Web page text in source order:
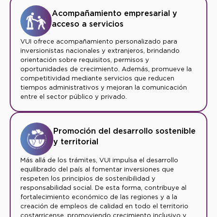
Acompañamiento empresarial y
acceso a servicios
VUI ofrece acompañamiento personalizado para
inversionistas nacionales y extranjeros, brindando
orientación sobre requisitos, permisos y
oportunidades de crecimiento. Además, promueve la
competitividad mediante servicios que reducen
tiempos administrativos y mejoran la comunicación
entre el sector público y privado.
Promoción del desarrollo sostenible
y territorial
Más allá de los trámites, VUI impulsa el desarrollo
equilibrado del país al fomentar inversiones que
respeten los principios de sostenibilidad y
responsabilidad social. De esta forma, contribuye al
fortalecimiento económico de las regiones y a la
creación de empleos de calidad en todo el territorio
costarricense, promoviendo crecimiento inclusivo y